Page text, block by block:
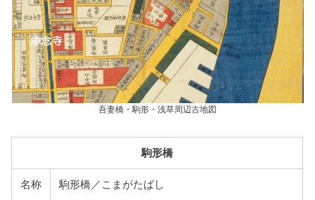
吾妻橋・駒形・浅草周辺古地図
駒形橋
名称 駒形橋／こまがたばし